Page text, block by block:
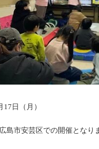
17日（月）
島市安芸区での開催となり